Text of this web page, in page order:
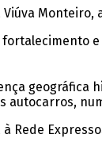
geográfica
autocarros,
Rede